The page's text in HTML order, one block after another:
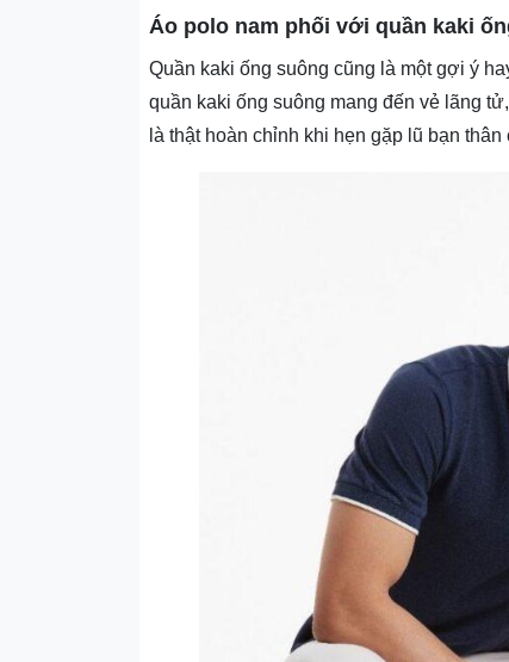
Áo polo nam phối với quần kaki
Quần kaki ống suông cũng là một gợi ý
quần kaki ống suông mang đến vẻ lãng
là thật hoàn chỉnh khi hẹn gặp lũ bạn thân